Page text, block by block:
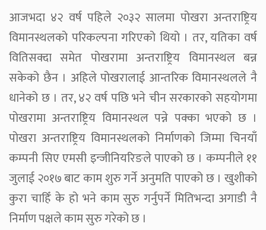
आजभदा ४२ वर्ष पहिले २०३२ सालमा पोखरा अन्तराष्ट्रिय
विमानस्थलको परिकल्पना गरिएको थियो । तर, यतिका वर्ष
वितिसक्दा समेत पोखरामा अन्तराष्ट्रिय विमानस्थल बन्न
सकेको छैन । अहिले पोखरालाई आन्तरिक विमानस्थलले नै
धानेको छ । तर, ४२ वर्ष पछि भने चीन सरकारको सहयोगमा
पोखरामा अन्तराष्ट्रिय विमानस्थल पन्ने पक्का भएको छ ।
पोखरा अन्तराष्ट्रिय विमानस्थलको निर्माणको जिम्मा चिनयाँ
कम्पनी सिए एमसी इन्जीनियरिङले पाएको छ । कम्पनीले ११
जुलाई २०१७ बाट काम शुरु गर्ने अनुमति पाएको छ । खुशीको
कुरा चाहिँ के हो भने काम सुरु गर्नुपर्ने मितिभन्दा अगाडी नै
निर्माण पक्षले काम सुरु गरेको छ ।